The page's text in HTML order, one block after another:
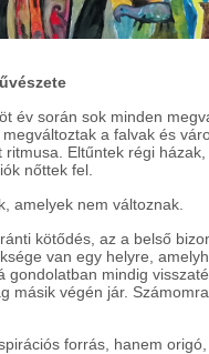
év során sok minden
a falvak és
ritmusa. Eltűntek régi
nőttek fel.
amelyek nem változnak.
kötődés, az a belső
van egy helyre,
gondolatban mindig
másik végén jár.
forrás, hanem